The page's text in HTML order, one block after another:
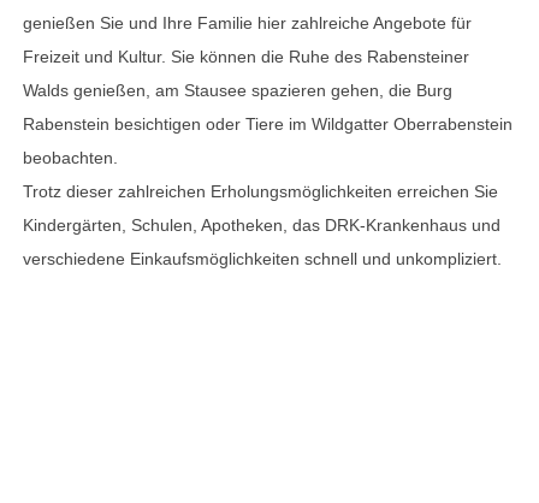
genießen Sie und Ihre Familie hier zahlreiche Angebote für
Freizeit und Kultur. Sie können die Ruhe des Rabensteiner
Walds genießen, am Stausee spazieren gehen, die Burg
Rabenstein besichtigen oder Tiere im Wildgatter Oberrabenstein
beobachten.
Trotz dieser zahlreichen Erholungsmöglichkeiten erreichen Sie
Kindergärten, Schulen, Apotheken, das DRK-Krankenhaus und
verschiedene Einkaufsmöglichkeiten schnell und unkompliziert.